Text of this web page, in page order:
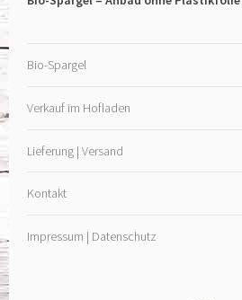
Bio-Spargel
Verkauf im Hofladen
Lieferung | Versand
Kontakt
Impressum | Datenschutz